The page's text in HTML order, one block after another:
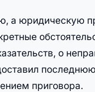
а юридическую
о
приговора.